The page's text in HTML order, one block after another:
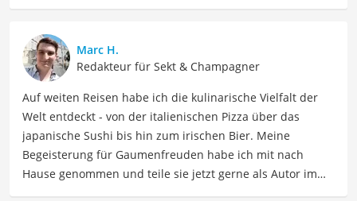
Marc H.
Redakteur für Sekt & Champagner
Auf weiten Reisen habe ich die kulinarische Vielfalt der
Welt entdeckt - von der italienischen Pizza über das
japanische Sushi bis hin zum irischen Bier. Meine
Begeisterung für Gaumenfreuden habe ich mit nach
Hause genommen und teile sie jetzt gerne als Autor im